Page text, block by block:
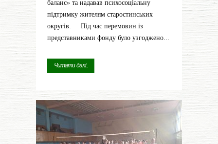
баланс» та надавав психосоціальну
підтримку жителям старостинських
округів. Під час перемовин із
представниками фонду було узгоджено...
Читати далі...